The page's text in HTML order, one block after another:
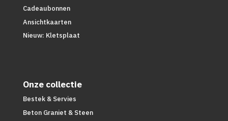
Cadeaubonnen
Ansichtkaarten
Nieuw: Kletsplaat
Onze collectie
Bestek & Servies
Beton Graniet & Steen